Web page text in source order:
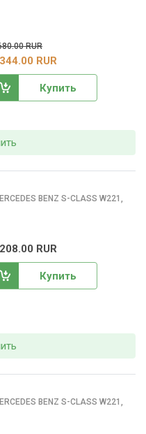
RUR
RUR
Купить
BENZ S-CLASS W221,
RUR
Купить
BENZ S-CLASS W221,